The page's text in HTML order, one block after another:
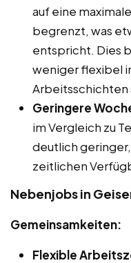
auf eine
begrenzt, was
entspricht. Dies
weniger flexibel
Arbeitsschichten
Geringere
im Vergleich zu
deutlich
zeitlichen
Nebenjobs in
Gemeinsamkeiten:
Flexible